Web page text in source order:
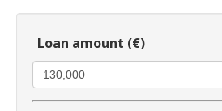
Loan amount (€)